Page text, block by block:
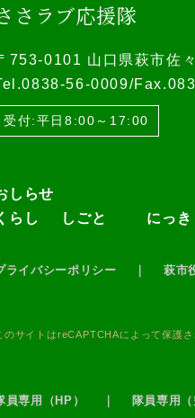
さラブ応援隊
753-0101 山口県萩市佐
56-0009/
受付:平日8:00～17:00
しらせ
らし
しごと にっき
ライバシーポリシー 萩市
のサイトはreCAPTCHAによって保護
員専用（HP） 隊員専用（